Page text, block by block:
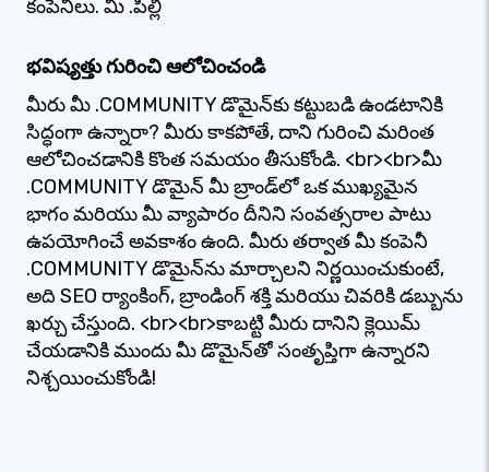
కంపెనీలు. మీ .పిల్లి
భవిష్యత్తు గురించి ఆలోచించండి
మీరు మీ .COMMUNITY డొమైన్‌కు కట్టుబడి ఉండటానికి
సిద్ధంగా ఉన్నారా? మీరు కాకపోతే, దాని గురించి మరింత
ఆలోచించడానికి కొంత సమయం తీసుకోండి. <br><br>మీ
.COMMUNITY డొమైన్ మీ బ్రాండ్‌లో ఒక ముఖ్యమైన
భాగం మరియు మీ వ్యాపారం దీనిని సంవత్సరాల పాటు
ఉపయోగించే అవకాశం ఉంది. మీరు తర్వాత మీ కంపెనీ
.COMMUNITY డొమైన్‌ను మార్చాలని నిర్ణయించుకుంటే,
అది SEO ర్యాంకింగ్, బ్రాండింగ్ శక్తి మరియు చివరికి డబ్బును
ఖర్చు చేస్తుంది. <br><br>కాబట్టి మీరు దానిని క్లెయిమ్
చేయడానికి ముందు మీ డొమైన్‌తో సంతృప్తిగా ఉన్నారని
నిశ్చయించుకోండి!